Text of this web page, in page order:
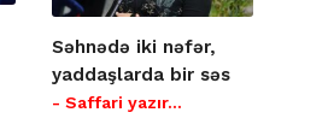
Səhnədə iki nəfər,
yaddaşlarda bir səs
- Saffari yazır…